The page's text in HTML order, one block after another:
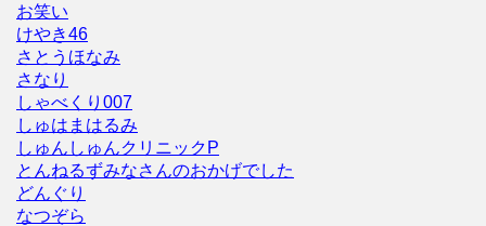
お笑い
けやき46
さとうほなみ
さなり
しゃべくり007
しゅはまはるみ
しゅんしゅんクリニックP
とんねるずみなさんのおかげでした
どんぐり
なつぞら